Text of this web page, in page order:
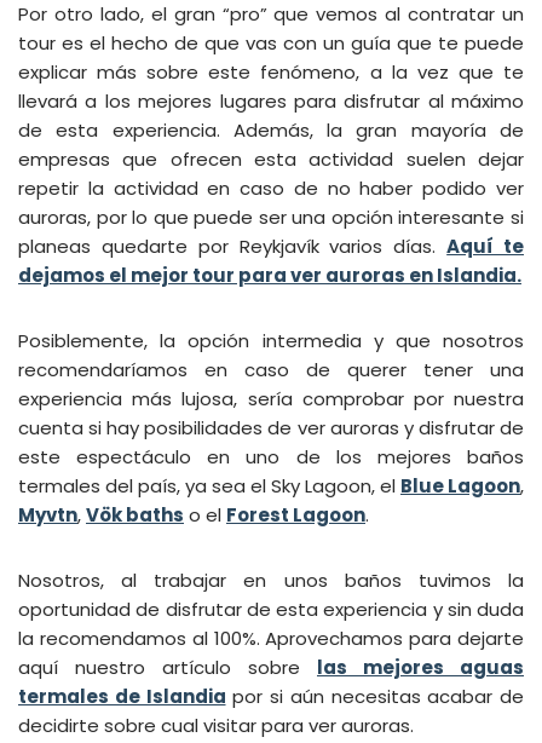
Por otro lado, el gran “pro” que vemos al contratar un
tour es el hecho de que vas con un guía que te puede
explicar más sobre este fenómeno, a la vez que te
llevará a los mejores lugares para disfrutar al máximo
de esta experiencia. Además, la gran mayoría de
empresas que ofrecen esta actividad suelen dejar
repetir la actividad en caso de no haber podido ver
auroras, por lo que puede ser una opción interesante si
planeas quedarte por Reykjavík varios días.Aquí te
dejamos el mejor tour para ver auroras en Islandia.
Posiblemente, la opción intermedia y que nosotros
recomendaríamos en caso de querer tener una
experiencia más lujosa, sería comprobar por nuestra
cuenta si hay posibilidades de ver auroras y disfrutar de
este espectáculo en uno de los mejores baños
termales del país, ya sea el Sky Lagoon, el Blue Lagoon,
Myvtn,Vök baths o el Forest Lagoon.
Nosotros, al trabajar en unos baños tuvimos la
oportunidad de disfrutar de esta experiencia y sin duda
la recomendamos al 100%. Aprovechamos para dejarte
aquí nuestro artículo sobre las mejores aguas
termales de Islandia por si aún necesitas acabar de
decidirte sobre cual visitar para ver auroras.